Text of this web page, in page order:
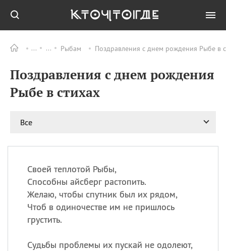
Рыбам Поздравления с днем рождения Рыбе в
Поздравления с днем рождения
Рыбе в стихах
Все
Своей теплотой Рыбы,
Способны айсберг растопить.
Желаю, чтобы спутник был их рядом,
Чтоб в одиночестве им не пришлось
грустить.
Судьбы проблемы их пускай не одолеют,
ПРАЗДНИКИ Все
09.08 День памяти жертв
атомной
день
09.08 День Дымняшки
(Smokey Bear Day)
Сегодня празднуют именины